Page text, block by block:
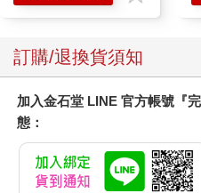
臉部肌膚護理乳霜,素
訂購/退換貨須知
加入金石堂 LINE 官方帳號『
態：